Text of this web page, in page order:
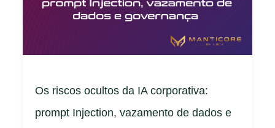
Os riscos ocultos da IA corporativa:
prompt Injection, vazamento de dados e